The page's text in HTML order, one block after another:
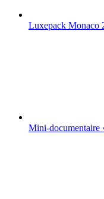
Luxepack Monaco
Mini-documentaire